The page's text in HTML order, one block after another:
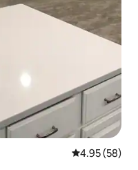
レビュー58
4.95 (58)